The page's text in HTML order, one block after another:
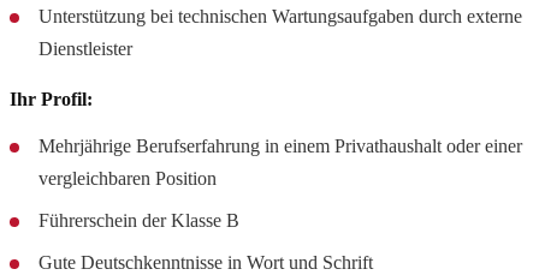
Unterstützung bei technischen Wartungsaufgaben durch externe
Dienstleister
Ihr Profil:
Mehrjährige Berufserfahrung in einem Privathaushalt oder einer
vergleichbaren Position
Führerschein der Klasse B
Gute Deutschkenntnisse in Wort und Schrift